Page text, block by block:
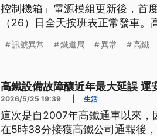
控制機箱」電源模組更新後，首
（26）日全天按班表正常發車
到立法院，對這次延誤進行專案報
訊號異常 鐵道局 異常 高鐵
高鐵設備故障釀近年最大延誤 運
2026/5/25 19:39 生活
這次是自2007年高鐵通車以來，
在5時38分接獲高鐵公司通報後